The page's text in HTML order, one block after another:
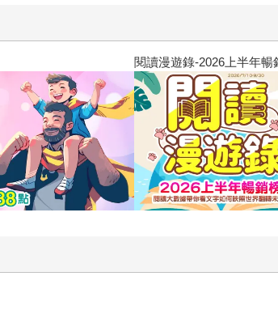
閱讀漫遊錄-2026上半年暢銷榜